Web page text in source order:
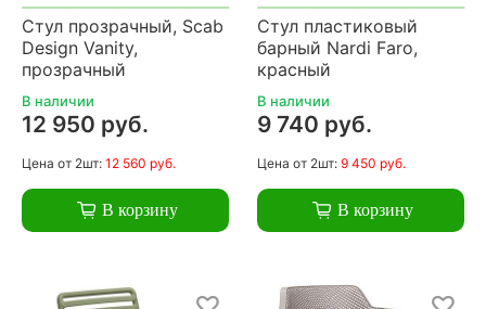
Стул прозрачный, Scab
Design Vanity,
прозрачный
В наличии
12 950 руб.
Цена от 2шт: 12 560 руб.
В корзину
Стул пластиковый
барный Nardi Faro,
красный
В наличии
9 740 руб.
Цена от 2шт: 9 450 руб.
В корзину